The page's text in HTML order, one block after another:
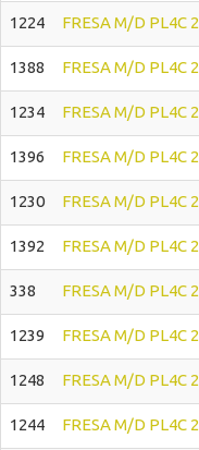
1224 FRESA M/D PL4C
1388 FRESA M/D PL4C
1234 FRESA M/D PL4C
1396 FRESA M/D PL4C
1230 FRESA M/D PL4C
1392 FRESA M/D PL4C
338 FRESA M/D PL4C
1239 FRESA M/D PL4C
1248 FRESA M/D PL4C
1244 FRESA M/D PL4C